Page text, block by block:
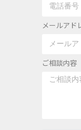
メールアド
ご相談内容